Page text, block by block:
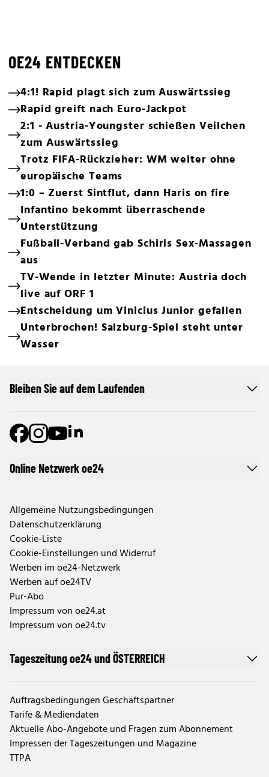
OE24 ENTDECKEN
4:1! Rapid plagt sich zum Auswärtssieg
Rapid greift nach Euro-Jackpot
2:1 - Austria-Youngster schießen Veilchen
zum Auswärtssieg
Trotz FIFA-Rückzieher: WM weiter ohne
europäische Teams
1:0 – Zuerst Sintflut, dann Haris on fire
Infantino bekommt überraschende
Unterstützung
Fußball-Verband gab Schiris Sex-Massagen
aus
TV-Wende in letzter Minute: Austria doch
live auf ORF 1
Entscheidung um Vinicius Junior gefallen
Unterbrochen! Salzburg-Spiel steht unter
Wasser
Online Netzwerk oe24
Allgemeine Nutzungsbedingungen
Datenschutzerklärung
Cookie-Liste
Cookie-Einstellungen und Widerruf
Werben im oe24-Netzwerk
Werben auf oe24TV
Pur-Abo
Impressum von oe24.at
Impressum von oe24.tv
Tageszeitung oe24 und ÖSTERREICH
Auftragsbedingungen Geschäftspartner
Tarife & Mediendaten
Aktuelle Abo-Angebote und Fragen zum Abonnement
Impressen der Tageszeitungen und Magazine
TTPA
Bleiben Sie auf dem Laufenden